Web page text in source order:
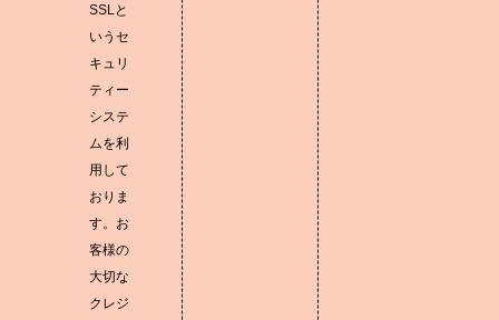
SSLと
いうセ
キュリ
ティー
システ
ムを利
用して
おりま
す。お
客様の
大切な
クレジ